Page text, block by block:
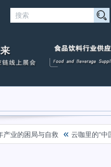
局与自救 « 云咖里的“中国魂” «